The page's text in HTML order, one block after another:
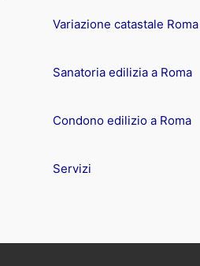
Variazione catastale Roma
Sanatoria edilizia a Roma
Condono edilizio a Roma
Servizi